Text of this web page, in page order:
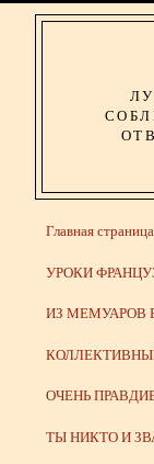
Главная страница
УРОКИ
ИЗ МЕМУАРОВ
ОЧЕНЬ
ТЫ НИКТО И